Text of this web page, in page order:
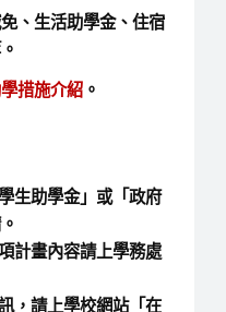
、生活助學金、住宿
措施介紹。
生助學金」或「政府
計畫內容請上學務處
，請上學校網站「在